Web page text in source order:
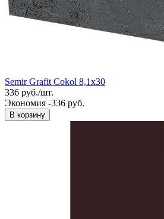
Semir Grafit Cokol 8,1x30
336 руб./шт.
Экономия -336 руб.
В корзину